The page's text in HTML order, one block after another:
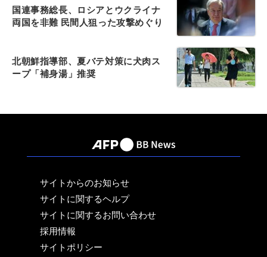
国連事務総長、ロシアとウクライナ
両国を非難 民間人狙った攻撃めぐり
北朝鮮指導部、夏バテ対策に犬肉ス
ープ「補身湯」推奨
サイトからのお知らせ
サイトに関するヘルプ
サイトに関するお問い合わせ
採用情報
サイトポリシー